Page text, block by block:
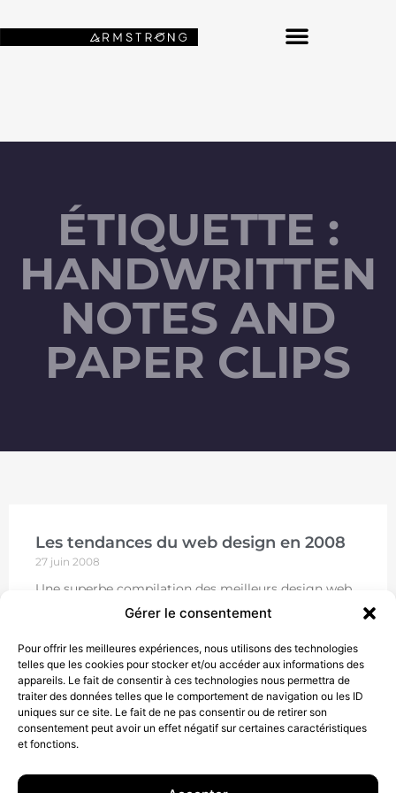
Gérer le consentement
Pour offrir les meilleures expériences, nous utilisons des technologies
telles que les cookies pour stocker et/ou accéder aux informations des
appareils. Le fait de consentir à ces technologies nous permettra de
traiter des données telles que le comportement de navigation ou les ID
uniques sur ce site. Le fait de ne pas consentir ou de retirer son
consentement peut avoir un effet négatif sur certaines caractéristiques
et fonctions.
ÉTIQUETTE :
HANDWRITTEN
NOTES AND
PAPER CLIPS
Les tendances du web design en 2008
27 juin 2008
Une superbe compilation des meilleurs design web
est proposée sur le blog WebDesginerWall. On y
2008. On
LIRE